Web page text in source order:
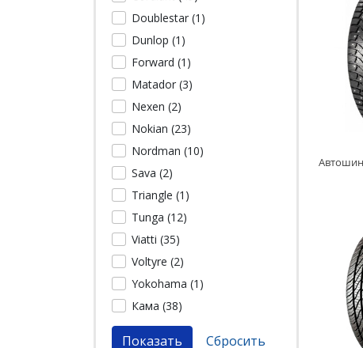
Doublestar (1 )
Dunlop (1 )
Forward (1 )
Matador (3)
Nexen (2)
Nokian (23)
Nordman (10)
Sava (2)
Triangle (1 )
Tunga (12)
Viatti (35)
Voltyre (2)
Yokohama (1 )
Кама (38)